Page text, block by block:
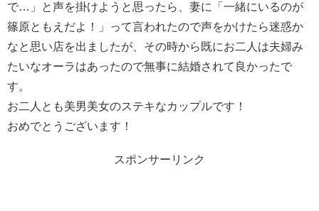
で…」と声を掛けようと思ったら、妻に「一緒にいるのが
篠原ともえだよ！」って言われたので声をかけたら迷惑か
なと思い店を出ましたが、その時から既にお二人は夫婦み
たいなオーラはあったので無事に結婚されて良かったで
す。
お二人とも美男美女のステキなカップルです！
おめでとうございます！
スポンサーリンク